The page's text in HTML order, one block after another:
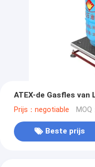
ATEX-de Gasfles van
Prijs：negotiable MOQ
Beste prijs